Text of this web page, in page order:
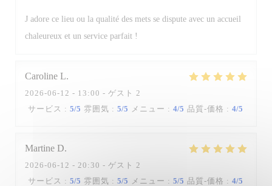
J adore ce lieu ou la qualité des mets se dispute avec un accueil
chaleureux et un service parfait !
Caroline L
2026-06-12 - 13:00 - ゲスト 2
サービス : 5/5 雰囲気 : 5/5 メニュー : 4/5 品質-価格 : 4/5
Martine D
2026-06-12 - 20:30 - ゲスト 2
サービス : 5/5 雰囲気 : 5/5 メニュー : 5/5 品質-価格 : 4/5
La Table des Oliviers